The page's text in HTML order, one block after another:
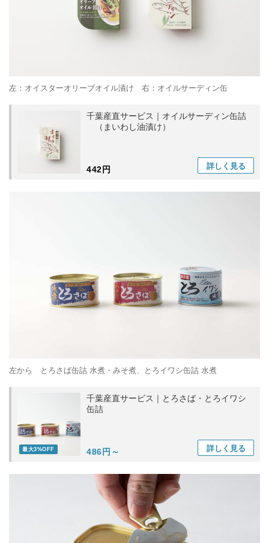
左：オイスターオリーブオイル漬け 右：オイルサーディン缶
千葉産直サービス｜オイルサーディン缶詰
（まいわし油漬け）
442円 詳しく 見る
左から とろさば缶詰 水煮・みそ煮、とろイワシ缶詰 水煮
最大3%OFF
千葉産直サービス｜とろさば・とろイワシ
缶詰
486円～ 詳しく 見る